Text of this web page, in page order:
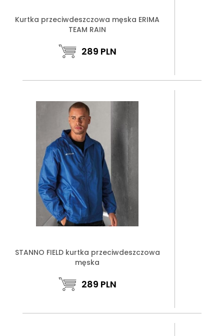
Kurtka przeciwdeszczowa męska ERIMA
TEAM RAIN
289 PLN
STANNO FIELD kurtka przeciwdeszczowa
męska
289 PLN